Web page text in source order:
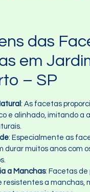
das
em
– SP
: As facetas
e alinhado, imitando a
: Especialmente as
durar muitos anos com
a Manchas: Facetas de
a manchas,